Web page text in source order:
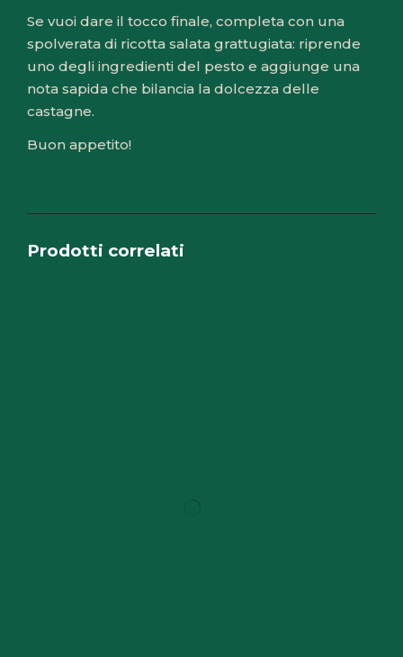
Se vuoi dare il tocco finale, completa con una
spolverata di ricotta salata grattugiata: riprende
uno degli ingredienti del pesto e aggiunge una
nota sapida che bilancia la dolcezza delle
castagne.
Buon appetito!
Prodotti correlati